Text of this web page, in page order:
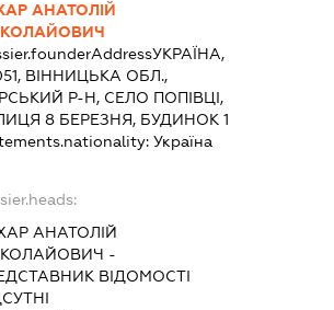
АНАТОЛІЙ
УКРАЇНА,
ВІННИЦЬКА ОБЛ.,
Р-Н, СЕЛО ПОПІВЦІ,
8 БЕРЕЗНЯ, БУДИНОК 1
Україна
АНАТОЛІЙ
-
ВІДОМОСТІ